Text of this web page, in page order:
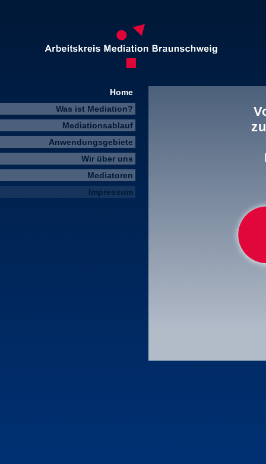
Home
Was ist Mediation?
Mediationsablauf
Anwendungsgebiete
Wir über uns
Mediatoren
Impressum